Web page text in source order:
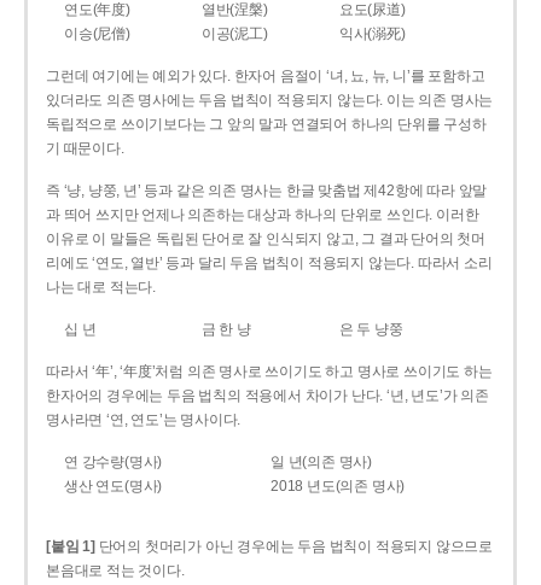
연도(年度) 열반(涅槃)
요도(尿道)
이승(尼僧)
이공(泥工) 익사(溺死)
그런데 여기에는 예외가 있다. 한자어 음절이 ‘녀, 뇨, 뉴, 니’를 포함하고
있더라도 의존 명사에는 두음 법칙이 적용되지 않는다. 이는 의존 명사는
독립적으로 쓰이기보다는 그 앞의 말과 연결되어 하나의 단위를 구성하
기 때문이다.
즉 ‘냥, 냥쭝, 년’ 등과 같은 의존 명사는 한글 맞춤법 제42항에 따라 앞말
과 띄어 쓰지만 언제나 의존하는 대상과 하나의 단위로 쓰인다. 이러한
이유로 이 말들은 독립된 단어로 잘 인식되지 않고, 그 결과 단어의 첫머
리에도 ‘연도, 열반’ 등과 달리 두음 법칙이 적용되지 않는다. 따라서 소리
나는 대로 적는다.
십 년 금 한 냥 은 두 냥쭝
따라서 ‘年’, ‘年度’처럼 의존 명사로 쓰이기도 하고 명사로 쓰이기도 하는
한자어의 경우에는 두음 법칙의 적용에서 차이가 난다. ‘년, 년도’가 의존
명사라면 ‘연, 연도’는 명사이다.
연 강수량(명사)
일 년(의존 명사)
생산 연도(명사)
2018 년도(의존 명사)
[붙임 1] 단어의 첫머리가 아닌 경우에는 두음 법칙이 적용되지 않으므로
본음대로 적는 것이다.